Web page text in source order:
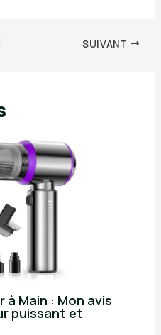
SUIVANT
Main : Mon avis
puissant et